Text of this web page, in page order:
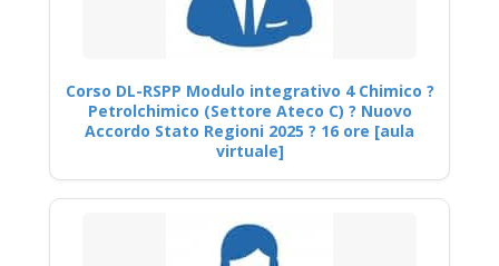
Corso DL-RSPP Modulo integrativo 4 Chimico ?
Petrolchimico (Settore Ateco C) ? Nuovo
Accordo Stato Regioni 2025 ? 16 ore [aula
virtuale]